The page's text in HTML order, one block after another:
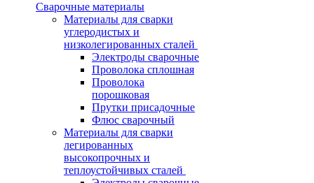
Сварочные материалы
Материалы для сварки
углеродистых и
низколегированных сталей
Электроды сварочные
Проволока сплошная
Проволока
порошковая
Прутки присадочные
Флюс сварочный
Материалы для сварки
легированных
высокопрочных и
теплоустойчивых сталей